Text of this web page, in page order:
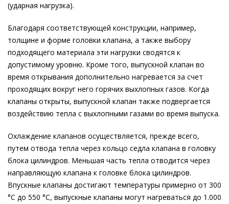
(ударная нагрузка).
Благодаря соответствующей конструкции, например,
толщине и форме головки клапана, а также выбору
подходящего материала эти нагрузки сводятся к
допустимому уровню. Кроме того, выпускной клапан во
время открывания дополнительно нагревается за счет
проходящих вокруг него горячих выхлопных газов. Когда
клапаны открыты, выпускной клапан также подвергается
воздействию тепла с выхлопными газами во время выпуска.
Охлаждение клапанов осуществляется, прежде всего,
путем отвода тепла через кольцо седла клапана в головку
блока цилиндров. Меньшая часть тепла отводится через
направляющую клапана к головке блока цилиндров.
Впускные клапаны достигают температуры примерно от 300
°C до 550 °C, выпускные клапаны могут нагреваться до 1.000